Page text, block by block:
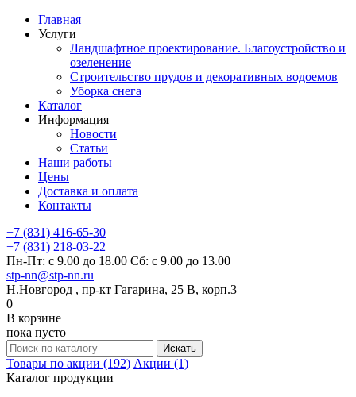
Главная
Услуги
Ландшафтное проектирование. Благоустройство и
озеленение
Строительство прудов и декоративных водоемов
Уборка снега
Каталог
Информация
Новости
Статьи
Наши работы
Цены
Доставка и оплата
Контакты
+7 (831) 416-65-30
+7 (831) 218-03-22
Пн-Пт: с 9.00 до 18.00 Сб: с 9.00 до 13.00
stp-nn@stp-nn.ru
Н.Новгород , пр-кт Гагарина, 25 В, корп.3
0
В корзине
пока пусто
Товары по акции (192) Акции (1)
Каталог продукции